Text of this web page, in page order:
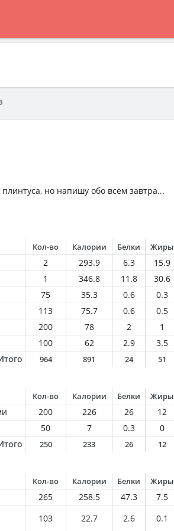
но напишу обо всём завтра...
Кол-во Калории Белки Жиры
2 293.9 6.3 15.9
1 346.8 11.8 30.6
75 35.3 0.6 0.3
113 75.7 0.6 0.5
200 78 2 1
100 62 2.9 3.5
964 891 24 51
Кол-во Калории Белки Жиры
200 226 26 12
50 7 0.3 0
250 233 26 12
Кол-во Калории Белки Жиры
265 258.5 47.3 7.5
103 22.7 2.6 0.1